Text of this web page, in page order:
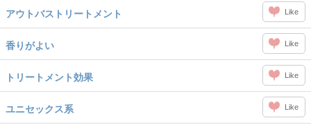
アウトバストリートメント Like
香りがよい Like
トリートメント効果 Like
ユニセックス系 Like